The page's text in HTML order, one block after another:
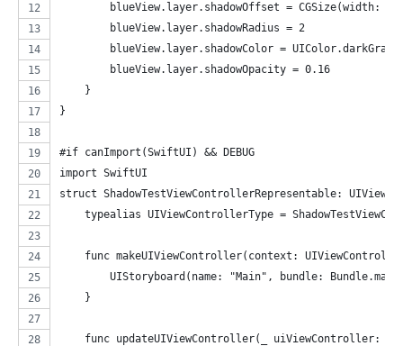
blueView.layer.shadowOffset = CGSize(width: 0,
        blueView.layer.shadowRadius = 2
blueView.layer.shadowColor =
        blueView.layer.shadowOpacity = 0.16
    }
}
#if canImport(SwiftUI) && DEBUG
import SwiftUI
struct ShadowTestViewControllerRepresentable:
typealias UIViewControllerType =
func makeUIViewController(context:
UIStoryboard(name: "Main", bundle:
    }
func updateUIViewController(_ uiViewController: